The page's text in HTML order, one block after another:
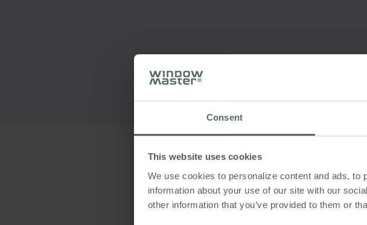
Consent
This website uses cookies
We use cookies to personalize content and ads,
information about your use of our site with our
other information that you’ve provided to them or
Naturlig